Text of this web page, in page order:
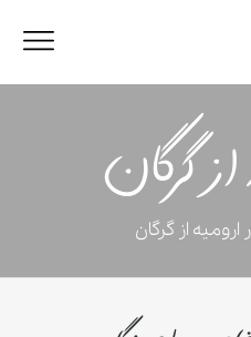
از گرگان
ارومیه از گرگان